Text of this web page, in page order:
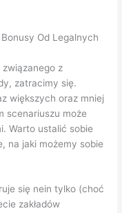
Od Legalnych
z
zatracimy się.
większych oraz mniej
scenariuszu może
Warto ustalić sobie
na jaki możemy sobie
się nein tylko (choć
zakładów